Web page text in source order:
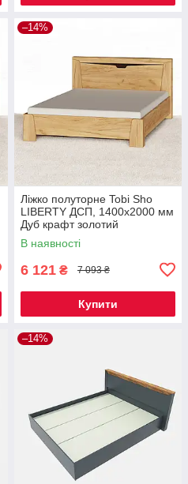
–14%
Ліжко полуторне Tobi Sho
LIBERTY ДСП, 1400х2000 мм
Дуб крафт золотий
В наявності
6 121 ₴ 7 093 ₴
Купити
–14%